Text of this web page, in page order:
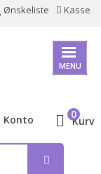
Ønskeliste Kasse
MENU
Konto Kurv
0